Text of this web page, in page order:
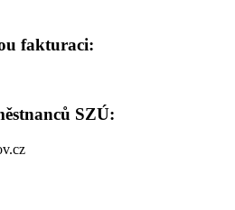
fakturaci:
SZÚ: